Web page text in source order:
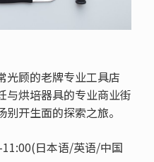
光顾的老牌专业工具店
烘培器具的专业商业街
开生面的探索之旅。
11:00(日本语/英语/中国